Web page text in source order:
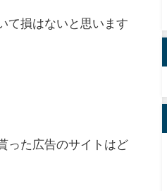
て損はないと思います
った広告のサイトはど